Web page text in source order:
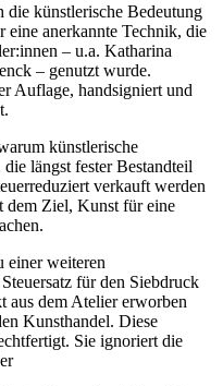
künstlerische Bedeutung
eine anerkannte Technik, die
– u.a. Katharina
– genutzt wurde.
Auflage, handsigniert und
künstlerische
längst fester Bestandteil
verkauft werden
dem Ziel, Kunst für eine
einer weiteren
für den Siebdruck
aus dem Atelier erworben
Kunsthandel. Diese
Sie ignoriert die